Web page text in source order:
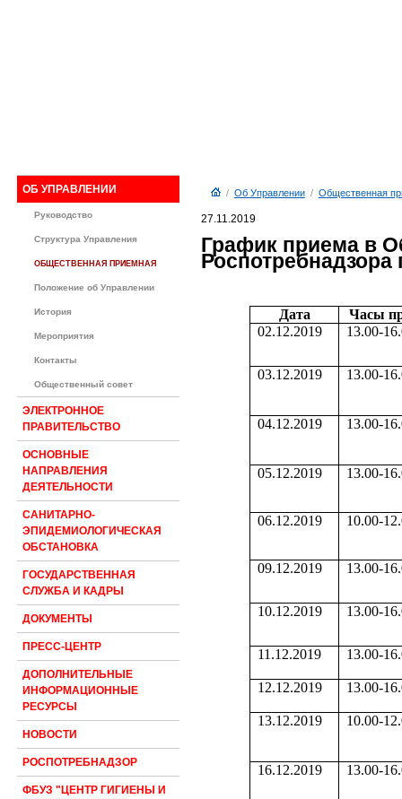
ОБ УПРАВЛЕНИИ
Руководство
Структура Управления
ОБЩЕСТВЕННАЯ ПРИЕМНАЯ
Положение об Управлении
История
Мероприятия
Контакты
Общественный совет
ЭЛЕКТРОННОЕ
ПРАВИТЕЛЬСТВО
ОСНОВНЫЕ
НАПРАВЛЕНИЯ
ДЕЯТЕЛЬНОСТИ
САНИТАРНО-
ЭПИДЕМИОЛОГИЧЕСКАЯ
ОБСТАНОВКА
ГОСУДАРСТВЕННАЯ
СЛУЖБА И КАДРЫ
ДОКУМЕНТЫ
ПРЕСС-ЦЕНТР
ДОПОЛНИТЕЛЬНЫЕ
ИНФОРМАЦИОННЫЕ
РЕСУРСЫ
НОВОСТИ
РОСПОТРЕБНАДЗОР
ФБУЗ "ЦЕНТР ГИГИЕНЫ И
/ Об Управлении/ Общественная
27.11.2019
График приема в
Роспотребнадзора
Дата
Часы
02.12.2019
13.00-
03.12.2019 13.00-
04.12.2019 13.00-
05.12.2019 13.00-
06.12.2019 10.00-
09.12.2019 13.00-
10.12.2019 13.00-
11.12.2019 13.00-
12.12.2019 13.00-
13.12.2019 10.00-
16.12.2019 13.00-